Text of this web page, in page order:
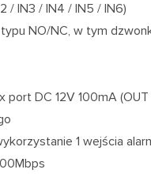
/ IN3 / IN4 / IN5 / IN6)
NO/NC, w tym
port DC 12V 100mA (OUT
1 wejścia